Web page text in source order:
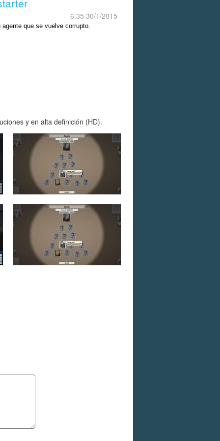
6:35 30/1/2015
agente que se vuelve corrupto.
y en alta definición (HD).